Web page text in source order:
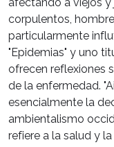
afectando a viejos
corpulentos,
particularmente
"Epidemias" y uno
ofrecen reflexiones
de la enfermedad.
esencialmente la
ambientalismo
refiere a la salud y